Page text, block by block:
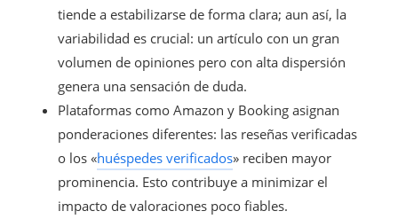
tiende a estabilizarse de forma clara; aun así, la
variabilidad es crucial: un artículo con un gran
volumen de opiniones pero con alta dispersión
genera una sensación de duda.
Plataformas como Amazon y Booking asignan
ponderaciones diferentes: las reseñas verificadas
o los «huéspedes verificados» reciben mayor
prominencia. Esto contribuye a minimizar el
impacto de valoraciones poco fiables.